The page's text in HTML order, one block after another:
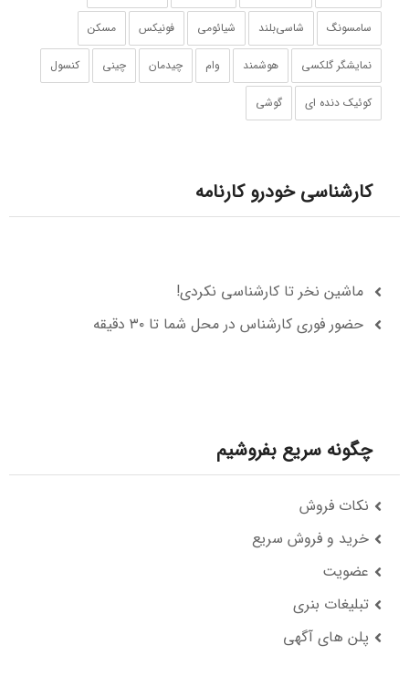
سامسونگ شاسی‌بلند شیائومی فونیکس مسکن
نمایشگر گلکسی هوشمند وام چیدمان چینی کنسول
کوئیک دنده ای گوشی‌
کارشناسی خودرو کارنامه
ماشین نخر تا کارشناسی نکردی!
حضور فوری کارشناس در محل شما تا ۳۰ دقیقه
چگونه سریع بفروشیم
نکات فروش
خرید و فروش سریع
عضویت
تبلیغات بنری
پلن های آگهی